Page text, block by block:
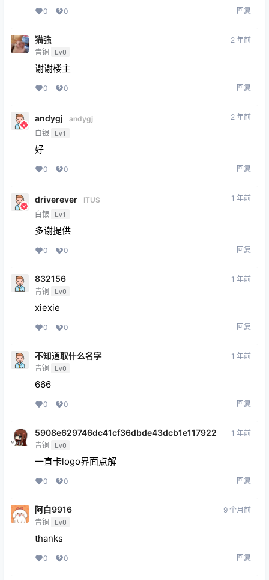
0 0 回复
猫強
青铜 Lv0
2 年前
谢谢楼主
0 0 回复
andygj
andygj
白银
Lv1
2 年前
好
0 0 回复
driverever
ITUS
白银
Lv1
1 年前
多谢提供
0 0 回复
832156
青铜 Lv0
1 年前
xiexie
0 0 回复
不知道取什么名字
青铜 Lv0
1 年前
666
0 0 回复
5908e629746dc41cf36dbde43dcb1e117922
青铜 Lv0
1 年前
一直卡logo界面点解
0 0 回复
阿白9916
青铜 Lv0
9 个月前
thanks
0 0 回复